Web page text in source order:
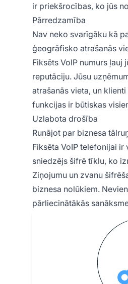
ir priekšrocības, ko jūs
Pārredzamība
Nav neko svarīgāku kā
ģeogrāfisko atrašanās
Fiksēts VoIP numurs
reputāciju. Jūsu
atrašanās vieta, un
funkcijas ir būtiskas
Uzlabota drošība
Runājot par biznesa
Fiksēta VoIP telefonijai
sniedzējs šifrē tīklu, ko
Ziņojumu un zvanu
biznesa nolūkiem.
pārliecinātākās